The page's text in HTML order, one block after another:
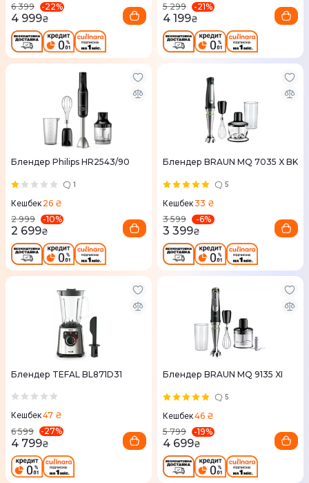
6 399
-22%
4 999₴
5 299
-21%
4 199₴
Блендер Philips HR2543/90
1
Кешбек 26 ₴
2 999
-10%
2 699₴
Блендер BRAUN MQ 7035 X BK
5
Кешбек33 ₴
3 599
-6%
3 399₴
Блендер TEFAL BL871D31
Кешбек47 ₴
6 599
-27%
4 799₴
Блендер BRAUN MQ 9135 XI
5
Кешбек46 ₴
5 799
-19%
4 699₴